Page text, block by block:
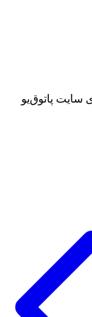
سایت پاتوق‌یو